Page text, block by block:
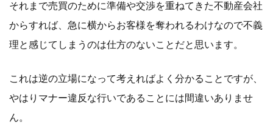
それまで売買のために準備や交渉を重ねてきた不動産会社
からすれば、急に横からお客様を奪われるわけなので不義
理と感じてしまうのは仕方のないことだと思います。
これは逆の立場になって考えればよく分かることですが、
やはりマナー違反な行いであることには間違いありませ
ん。